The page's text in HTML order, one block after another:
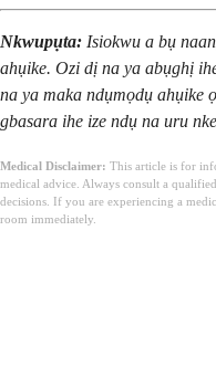
Nkwupụta: Isiokwu a bụ
ahụike. Ozi dị na ya abụghị
na ya maka ndụmọdụ ahụike
gbasara ihe ize ndụ na uru
Medical Disclaimer: This article is for
medical advice. Always consult a
decisions. If you are experiencing a
room immediately.